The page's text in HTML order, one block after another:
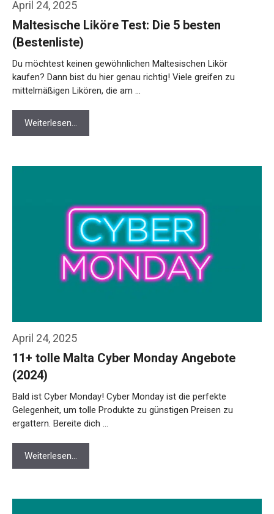
April 24, 2025
Maltesische Liköre Test: Die 5 besten
(Bestenliste)
Du möchtest keinen gewöhnlichen Maltesischen Likör
kaufen? Dann bist du hier genau richtig! Viele greifen zu
mittelmäßigen Likören, die am …
Weiterlesen…
April 24, 2025
11+ tolle Malta Cyber Monday Angebote
(2024)
Bald ist Cyber Monday! Cyber Monday ist die perfekte
Gelegenheit, um tolle Produkte zu günstigen Preisen zu
ergattern. Bereite dich …
Weiterlesen…